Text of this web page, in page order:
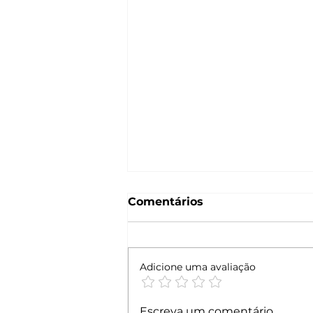
Folha Técnica 819
Comentários
Adicione uma avaliação